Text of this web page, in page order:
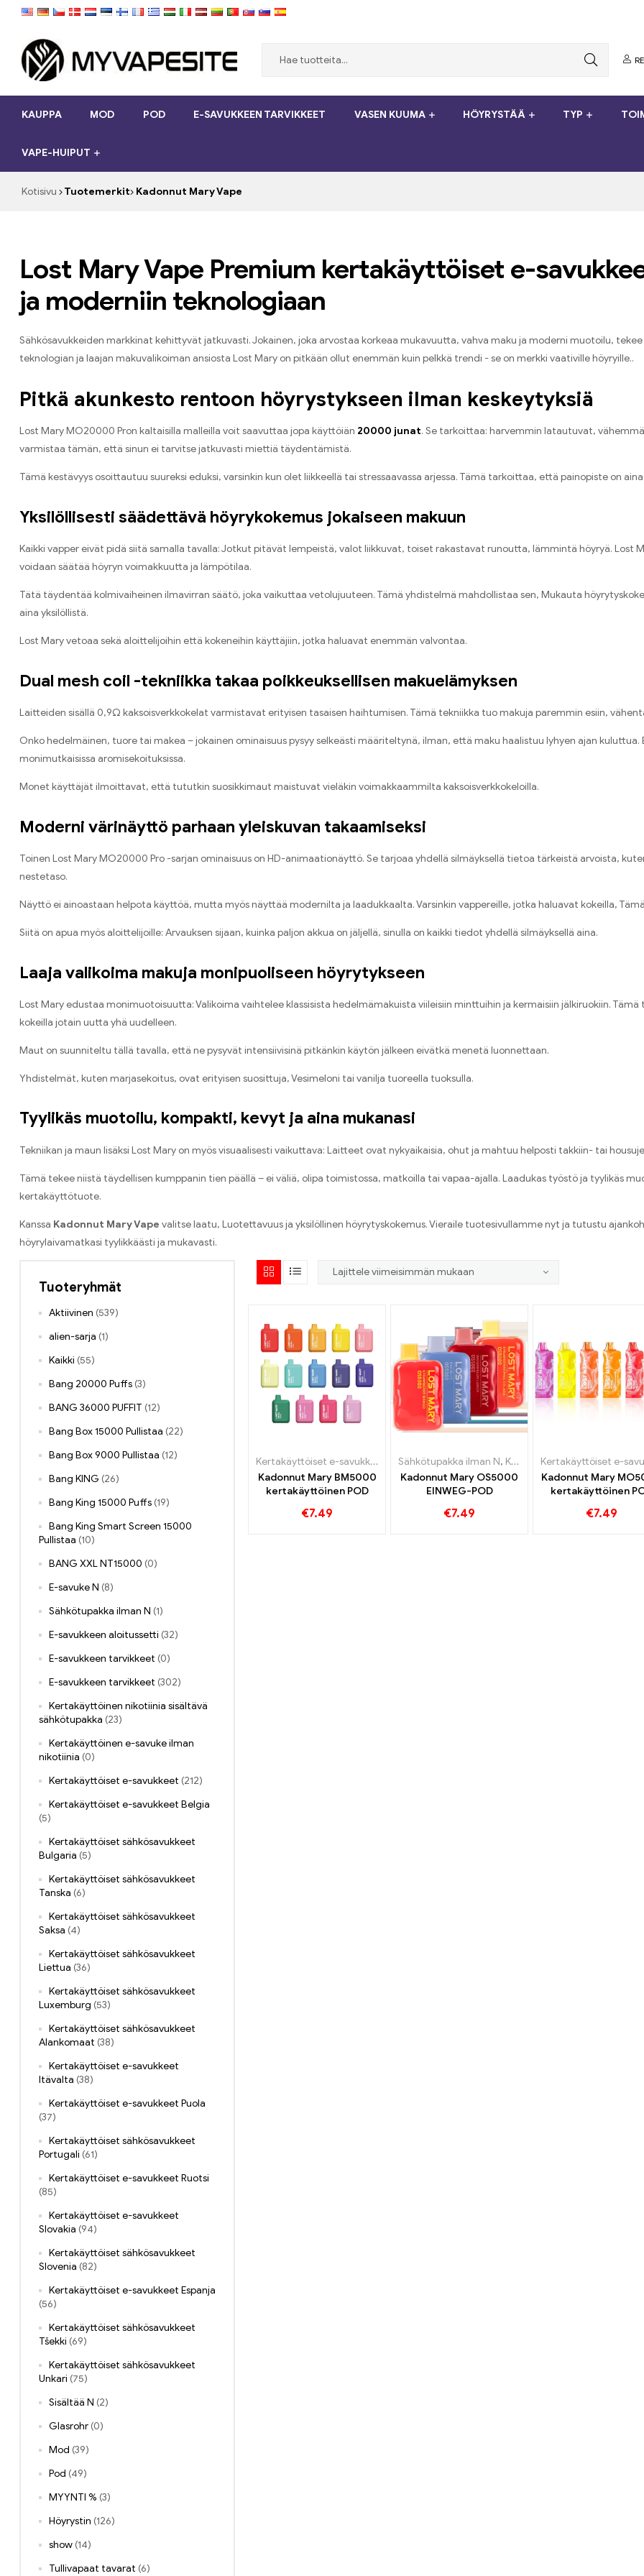
Myvapesite.de
savukkeet
halpaa
verkossa
KAUPPA MOD POD E-SAVUKKEEN TARVIKKEET VASEN KUUMA HÖYRYSTÄÄ TYP
VAPE-HUIPUT
Kotisivu Tuotemerkit Kadonnut Mary Vape
Lost Mary Vape Premium kertakäyttöiset e-
ja moderniin teknologiaan
Sähkösavukkeiden markkinat kehittyvät jatkuvasti. Jokainen, joka arvostaa korkeaa mukavuutta, vahva maku ja moderni muotoilu,
teknologian ja laajan makuvalikoiman ansiosta Lost Mary on pitkään ollut enemmän kuin pelkkä trendi - se on merkki vaativille höyryille..
Pitkä akunkesto rentoon höyrystykseen ilman keskeytyksiä
Lost Mary MO20000 Pron kaltaisilla malleilla voit saavuttaa jopa käyttöiän 20000 junat. Se tarkoittaa: harvemmin latautuvat,
varmistaa tämän, että sinun ei tarvitse jatkuvasti miettiä täydentämistä.
Tämä kestävyys osoittautuu suureksi eduksi, varsinkin kun olet liikkeellä tai stressaavassa arjessa. Tämä tarkoittaa, että painopiste on
Yksilöllisesti säädettävä höyrykokemus jokaiseen makuun
Kaikki vapper eivät pidä siitä samalla tavalla: Jotkut pitävät lempeistä, valot liikkuvat, toiset rakastavat runoutta, lämmintä höyryä. Lost
voidaan säätää höyryn voimakkuutta ja lämpötilaa.
Tätä täydentää kolmivaiheinen ilmavirran säätö, joka vaikuttaa vetolujuuteen. Tämä yhdistelmä mahdollistaa sen, Mukauta
aina yksilöllistä.
Lost Mary vetoaa sekä aloittelijoihin että kokeneihin käyttäjiin, jotka haluavat enemmän valvontaa.
Dual mesh coil -tekniikka takaa poikkeuksellisen makuelämyksen
Laitteiden sisällä 0,9Ω kaksoisverkkokelat varmistavat erityisen tasaisen haihtumisen. Tämä tekniikka tuo makuja paremmin esiin,
Onko hedelmäinen, tuore tai makea – jokainen ominaisuus pysyy selkeästi määriteltynä, ilman, että maku haalistuu lyhyen ajan kuluttua.
monimutkaisissa aromisekoituksissa.
Monet käyttäjät ilmoittavat, että tututkin suosikkimaut maistuvat vieläkin voimakkaammilta kaksoisverkkokeloilla.
Moderni värinäyttö parhaan yleiskuvan takaamiseksi
Toinen Lost Mary MO20000 Pro -sarjan ominaisuus on HD-animaationäyttö. Se tarjoaa yhdellä silmäyksellä tietoa tärkeistä arvoista,
nestetaso.
Näyttö ei ainoastaan ​​helpota käyttöä, mutta myös näyttää modernilta ja laadukkaalta. Varsinkin vappereille, jotka haluavat kokeilla,
Siitä on apua myös aloittelijoille: Arvauksen sijaan, kuinka paljon akkua on jäljellä, sinulla on kaikki tiedot yhdellä silmäyksellä aina.
Laaja valikoima makuja monipuoliseen höyrytykseen
Lost Mary edustaa monimuotoisuutta: Valikoima vaihtelee klassisista hedelmämakuista viileisiin minttuihin ja kermaisiin jälkiruokiin.
kokeilla jotain uutta yhä uudelleen.
Maut on suunniteltu tällä tavalla, että ne pysyvät intensiivisinä pitkänkin käytön jälkeen eivätkä menetä luonnettaan.
Yhdistelmät, kuten marjasekoitus, ovat erityisen suosittuja, Vesimeloni tai vanilja tuoreella tuoksulla.
Tyylikäs muotoilu, kompakti, kevyt ja aina mukanasi
Tekniikan ja maun lisäksi Lost Mary on myös visuaalisesti vaikuttava: Laitteet ovat nykyaikaisia, ohut ja mahtuu helposti takkiin- tai
Tämä tekee niistä täydellisen kumppanin tien päällä – ei väliä, olipa toimistossa, matkoilla tai vapaa-ajalla. Laadukas työstö ja tyylikäs
kertakäyttötuote.
Kanssa Kadonnut Mary Vape valitse laatu, Luotettavuus ja yksilöllinen höyrytyskokemus. Vieraile tuotesivullamme nyt ja tutustu
höyrylaivamatkasi tyylikkäästi ja mukavasti.
Kertakäyttöiset e-savukkeet Pod,Tullivapaat tavarat
Kadonnut Mary BM5000
kertakäyttöinen POD
€7.49
Sähkötupakka ilman N, Kertakäyttöiset e-savukkeet ,
Kadonnut Mary OS5000
EINWEG-POD
€7.49
Kadonnut Mary
kertakäyttöinen
€7.49
Tuoteryhmät
Aktiivinen (539)
alien-sarja (1)
Kaikki (55)
Bang 20000 Puffs (3)
BANG 36000 PUFFIT (12)
Bang Box 15000 Pullistaa (22)
Bang Box 9000 Pullistaa (12)
Bang KING (26)
Bang King 15000 Puffs (19)
Bang King Smart Screen 15000
Pullistaa (10)
BANG XXL NT15000 (0)
E-savuke N (8)
Sähkötupakka ilman N (1)
E-savukkeen aloitussetti (32)
E-savukkeen tarvikkeet (0)
E-savukkeen tarvikkeet (302)
Kertakäyttöinen nikotiinia sisältävä
sähkötupakka (23)
Kertakäyttöinen e-savuke ilman
nikotiinia (0)
Kertakäyttöiset e-savukkeet (212)
Kertakäyttöiset e-savukkeet Belgia
(5)
Kertakäyttöiset sähkösavukkeet
Bulgaria (5)
Kertakäyttöiset sähkösavukkeet
Tanska (6)
Kertakäyttöiset sähkösavukkeet
Saksa (4)
Kertakäyttöiset sähkösavukkeet
Liettua (36)
Kertakäyttöiset sähkösavukkeet
Luxemburg (53)
Kertakäyttöiset sähkösavukkeet
Alankomaat (38)
Kertakäyttöiset e-savukkeet
Itävalta (38)
Kertakäyttöiset e-savukkeet Puola
(37)
Kertakäyttöiset sähkösavukkeet
Portugali (61)
Kertakäyttöiset e-savukkeet Ruotsi
(85)
Kertakäyttöiset e-savukkeet
Slovakia (94)
Kertakäyttöiset sähkösavukkeet
Slovenia (82)
Kertakäyttöiset e-savukkeet Espanja
(56)
Kertakäyttöiset sähkösavukkeet
Tšekki (69)
Kertakäyttöiset sähkösavukkeet
Unkari (75)
Sisältää N (2)
Glasrohr (0)
Mod (39)
Pod (49)
MYYNTI % (3)
Höyrystin (126)
show (14)
Tullivapaat tavarat (6)